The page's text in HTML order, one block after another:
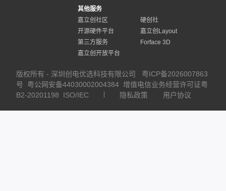
其他服务
嘉立创社区
硬创社
开源硬件平台
嘉立创Layout
第三方服务
Forface 3D
嘉立创开放平台
版权所有 - 深圳创电优选科技有限公司
粤ICP备2026007863
号
粤公网安备44030002004384 增值电信业务经营许可证粤
B2-20201198
ISO/IEC 隐私政策 用户协议